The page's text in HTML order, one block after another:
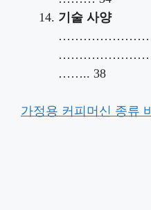
기술 사양
…….. 38
가정용 커피머신 종류